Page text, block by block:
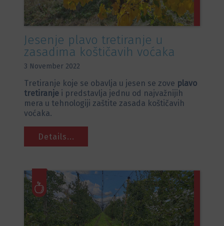
Jesenje plavo tretiranje u
zasadima koštičavih voćaka
3 November 2022
Tretiranje koje se obavlja u jesen se zove plavo
tretiranje i predstavlja jednu od najvažnijih
mera u tehnologiji zaštite zasada koštičavih
voćaka.
Details...